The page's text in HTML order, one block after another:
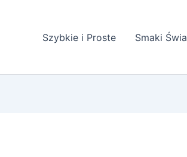
Szybkie i Proste Smaki